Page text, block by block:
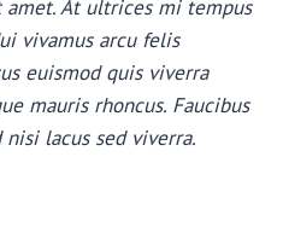
At ultrices mi tempus
vivamus arcu felis
euismod quis viverra
mauris rhoncus. Faucibus
nisi lacus sed viverra.